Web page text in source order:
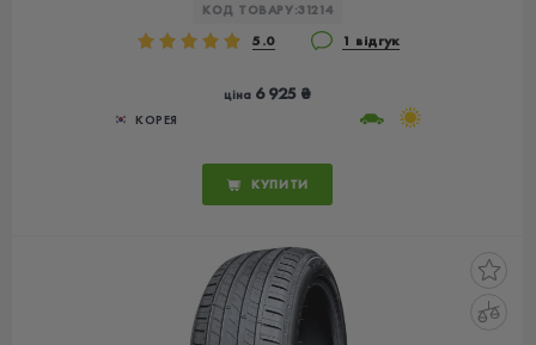
КОД ТОВАРУ:31214
5.0 1 відгук
ціна 6 925 ₴
КОРЕЯ
КУПИТИ